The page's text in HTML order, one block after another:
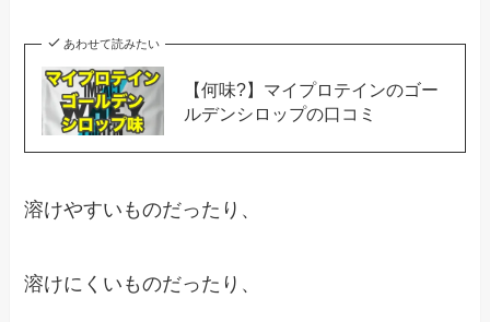
あわせて読みたい
【何味?】マイプロテインのゴー
ルデンシロップの口コミ
溶けやすいものだったり、
溶けにくいものだったり、